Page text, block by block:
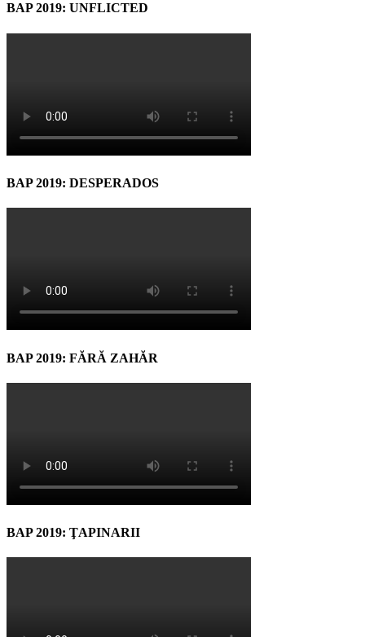
BAP 2019: UNFLICTED
BAP 2019: DESPERADOS
BAP 2019: FĂRĂ ZAHĂR
BAP 2019: ŢAPINARII